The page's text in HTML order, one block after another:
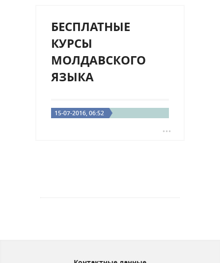
Максимальная
ответственность,
предприимчивость и
находчивость.
Преимущества:...
БЕСПЛАТНЫЕ
КУРСЫ
МОЛДАВСКОГО
ЯЗЫКА
15-07-2016, 06:52